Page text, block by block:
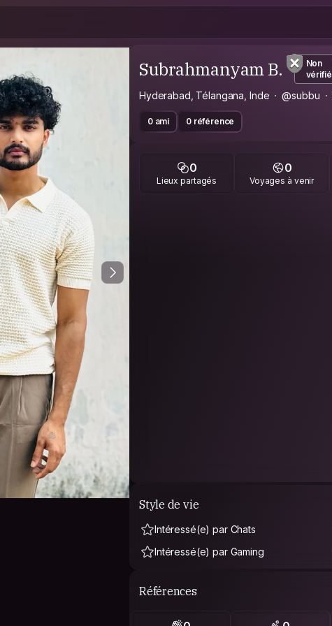
Subrahmanyam B.
Non
vérifié
Hyderabad, Télangana, Inde @subbu
0 ami 0 référence
0
Lieux partagés
0
Voyages à venir
Style de vie
Intéressé(e) par Chats
Intéressé(e) par Gaming
Références